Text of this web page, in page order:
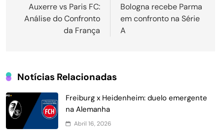
de
Post
Auxerre vs Paris FC:
Análise do Confronto
da França
Bologna recebe Parma
em confronto na Série
A
Notícias Relacionadas
Freiburg x Heidenheim: duelo emergente
na Alemanha
Abril 16, 2026